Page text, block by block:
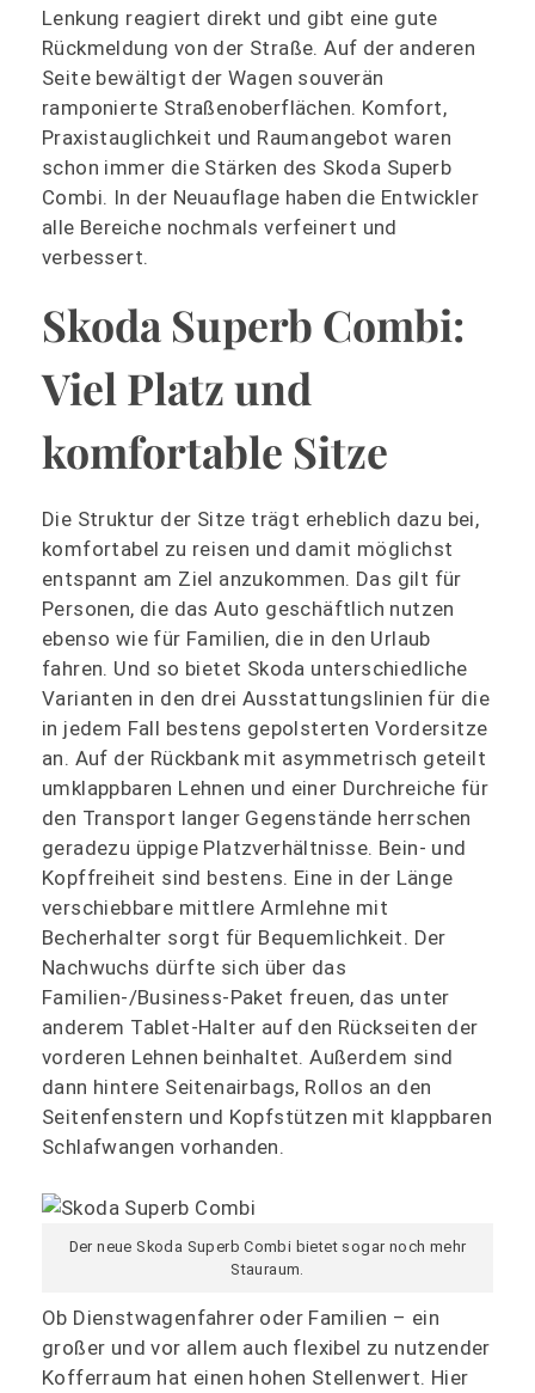
Lenkung reagiert direkt und gibt eine gute
Rückmeldung von der Straße. Auf der anderen
Seite bewältigt der Wagen souverän
ramponierte Straßenoberflächen. Komfort,
Praxistauglichkeit und Raumangebot waren
schon immer die Stärken des Skoda Superb
Combi. In der Neuauflage haben die Entwickler
alle Bereiche nochmals verfeinert und
verbessert.
Skoda Superb Combi:
Viel Platz und
komfortable Sitze
Die Struktur der Sitze trägt erheblich dazu bei,
komfortabel zu reisen und damit möglichst
entspannt am Ziel anzukommen. Das gilt für
Personen, die das Auto geschäftlich nutzen
ebenso wie für Familien, die in den Urlaub
fahren. Und so bietet Skoda unterschiedliche
Varianten in den drei Ausstattungslinien für die
in jedem Fall bestens gepolsterten Vordersitze
an. Auf der Rückbank mit asymmetrisch geteilt
umklappbaren Lehnen und einer Durchreiche für
den Transport langer Gegenstände herrschen
geradezu üppige Platzverhältnisse. Bein- und
Kopffreiheit sind bestens. Eine in der Länge
verschiebbare mittlere Armlehne mit
Becherhalter sorgt für Bequemlichkeit. Der
Nachwuchs dürfte sich über das
Familien-/Business-Paket freuen, das unter
anderem Tablet-Halter auf den Rückseiten der
vorderen Lehnen beinhaltet. Außerdem sind
dann hintere Seitenairbags, Rollos an den
Seitenfenstern und Kopfstützen mit klappbaren
Schlafwangen vorhanden.
Der neue Skoda Superb Combi bietet sogar noch mehr
Stauraum.
Ob Dienstwagenfahrer oder Familien – ein
großer und vor allem auch flexibel zu nutzender
Kofferraum hat einen hohen Stellenwert. Hier